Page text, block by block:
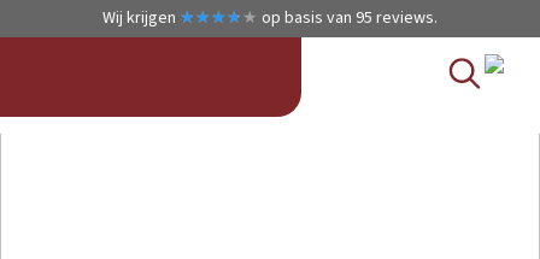
Wij krijgen ★
★★
★★
★★
★ ★
★ op basis van 95 reviews.